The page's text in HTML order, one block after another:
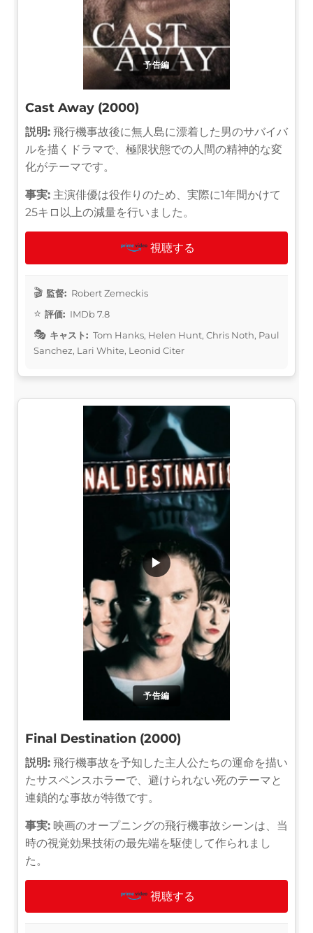
予告編
Cast Away (2000)
説明: 飛行機事故後に無人島に漂着した男のサバイバ
ルを描くドラマで、極限状態での人間の精神的な変
化がテーマです。
事実: 主演俳優は役作りのため、実際に1年間かけて
25キロ以上の減量を行いました。
視聴する
監督: Robert Zemeckis
評価: IMDb 7.8
キャスト: Tom Hanks, Helen Hunt, Chris Noth, Paul
Sanchez, Lari White, Leonid Citer
予告編
▶
Final Destination (2000)
説明: 飛行機事故を予知した主人公たちの運命を描い
たサスペンスホラーで、避けられない死のテーマと
連鎖的な事故が特徴です。
事実: 映画のオープニングの飛行機事故シーンは、当
時の視覚効果技術の最先端を駆使して作られまし
た。
視聴する